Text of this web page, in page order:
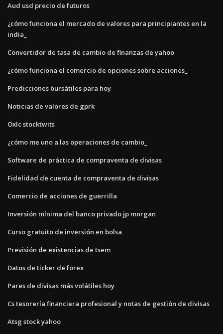
Aud usd precio de futuros
¿cómo funciona el mercado de valores para principiantes en la
india_
Convertidor de tasa de cambio de finanzas de yahoo
¿cómo funciona el comercio de opciones sobre acciones_
Predicciones bursátiles para hoy
Noticias de valores de gprk
Oxlc stocktwits
¿cómo me uno a las operaciones de cambio_
Software de práctica de compraventa de divisas
Fidelidad de cuenta de compraventa de divisas
Comercio de acciones de guerrilla
Inversión mínima del banco privado jp morgan
Curso gratuito de inversión en bolsa
Previsión de existencias de tsem
Datos de ticker de forex
Pares de divisas más volátiles hoy
Cs tesorería financiera profesional y notas de gestión de divisas
Atsg stock yahoo